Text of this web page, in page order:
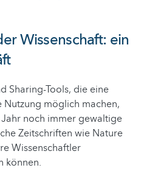
Wissenschaft: ein
Sharing-Tools, die eine
möglich machen,
noch immer gewaltige
Zeitschriften wie Nature
Wissenschaftler
können.